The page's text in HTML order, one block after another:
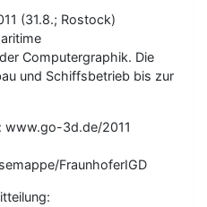
(31.8.; Rostock)
Computergraphik. Die
und Schiffsbetrieb bis zur
www.go-3d.de/2011
FraunhoferIGD